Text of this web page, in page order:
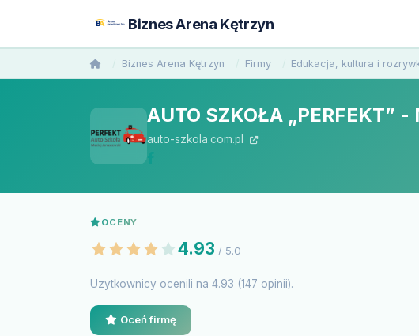
Biznes Arena Kętrzyn
Biznes Arena Kętrzyn Firmy Edukacja, kultura i
AUTO SZKOŁA „PERFEKT”
auto-szkola.com.pl
OCENY
4.93 / 5.0
Uzytkownicy ocenili na 4.93 (147 opinii).
Oceń firmę